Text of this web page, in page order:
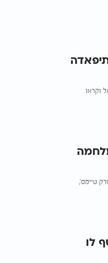
וקראו
טיימס',
ילד חרדי בן 10 וחטף לו